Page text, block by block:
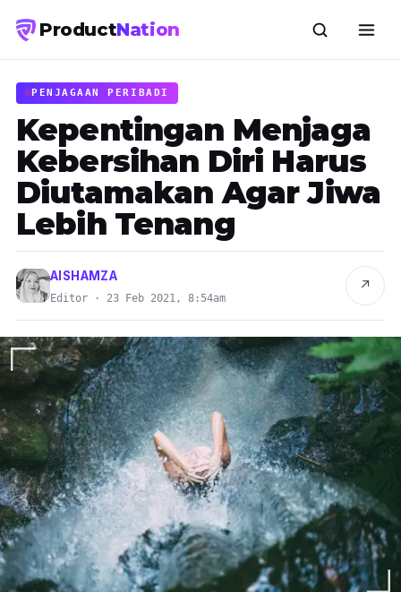
ProductNation
PENJAGAAN PERIBADI
Kepentingan Menjaga
Kebersihan Diri Harus
Diutamakan Agar Jiwa
Lebih Tenang
AISHAMZA
Editor · 23 Feb 2021, 8:54am
↗